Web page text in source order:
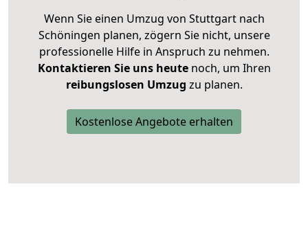
Wenn Sie einen Umzug von Stuttgart nach
Schöningen planen, zögern Sie nicht, unsere
professionelle Hilfe in Anspruch zu nehmen.
Kontaktieren Sie uns heutenoch, um Ihren
reibungslosen Umzug zu planen.
Kostenlose Angebote erhalten